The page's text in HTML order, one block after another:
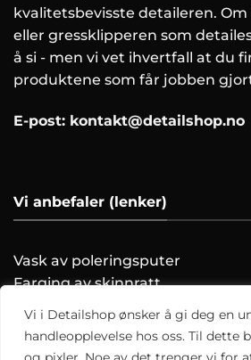
Vi i Detailshop ønsker å gi deg en
handleopplevelse hos oss. Til dette
kvalitetsbevisste detaileren.
eller gressklipperen som
å si - men vi vet ihvertfall at du
produktene som får jobben
E-post: kontakt@detailshop.no
Vi anbefaler (lenker)
Vask av poleringsputer
Farging av skinnratt
Vask motoren trygt!
Hvordan clayer du?